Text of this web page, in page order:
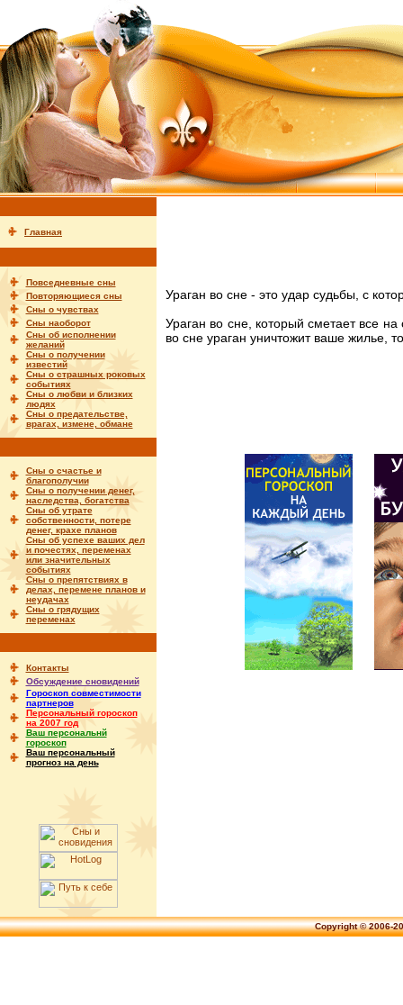
Главная
Повседневные сны
Повторяющиеся сны
Сны о чувствах
Сны наоборот
Сны об исполнении
желаний
Сны о получении
известий
Сны о страшных роковых
событиях
Сны о любви и близких
людях
Сны о предательстве,
врагах, измене, обмане
Сны о счастье и
благополучии
Сны о получении денег,
наследства, богатства
Сны об утрате
собственности, потере
денег, крахе планов
Сны об успехе ваших дел
и почестях, переменах
или значительных
событиях
Сны о препятствиях в
делах, перемене планов и
неудачах
Сны о грядущих
переменах
Контакты
Обсуждение сновидений
Гороскоп совместимости
партнеров
Персональный гороскоп
на 2007 год
Ваш персональнй
гороскоп
Ваш персональный
прогноз на день
Ураган во сне - это удар судьбы, с
Ураган во сне, который сметает все
во сне ураган уничтожит ваше жилье,
Copyright © 2006-